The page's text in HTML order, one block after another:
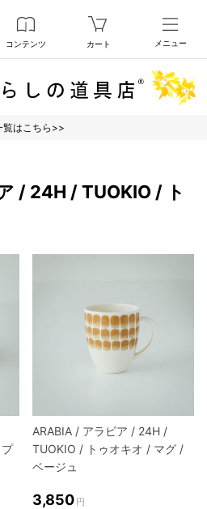
コンテンツ カート メニュー
覧はこちら>>
/ 24H / TUOKIO / ト
ARABIA / アラビア / 24H /
TUOKIO / トゥオキオ / マグ /
ベージュ
3,850 円